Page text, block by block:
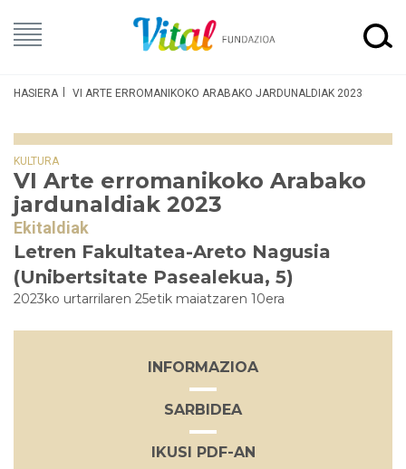
HASIERA VI ARTE ERROMANIKOKO ARABAKO JARDUNALDIAK 2023
KULTURA
VI Arte erromanikoko Arabako
jardunaldiak 2023
Ekitaldiak
Letren Fakultatea-Areto Nagusia
(Unibertsitate Pasealekua, 5)
2023ko urtarrilaren 25etik maiatzaren 10era
INFORMAZIOA
SARBIDEA
IKUSI PDF-AN